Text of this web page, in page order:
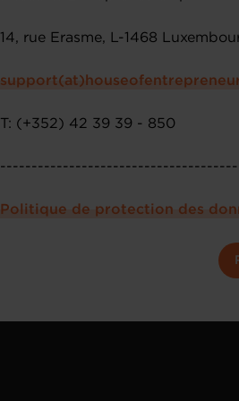
14, rue Erasme, L-1468
T: (+352) 42 39 39 - 850
Politique de protection des